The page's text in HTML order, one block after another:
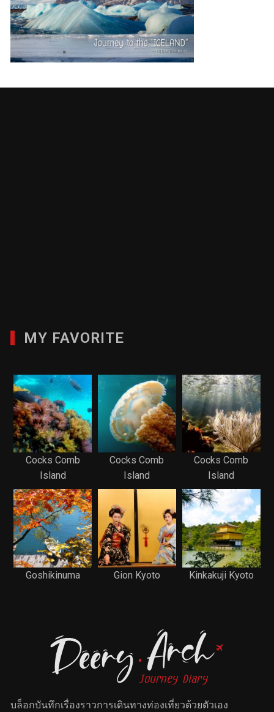
MY FAVORITE
Cocks Comb
Island
Cocks Comb
Island
Cocks Comb
Island
Goshikinuma Gion Kyoto Kinkakuji Kyoto
บล็อกบันทึกเรื่องราวการเดินทางท่องเที่ยวด้วยตัวเอง